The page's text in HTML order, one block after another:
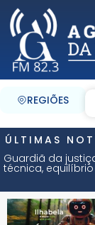
REGIÕES
ÚLTIMAS
Guardiã da
técnica,